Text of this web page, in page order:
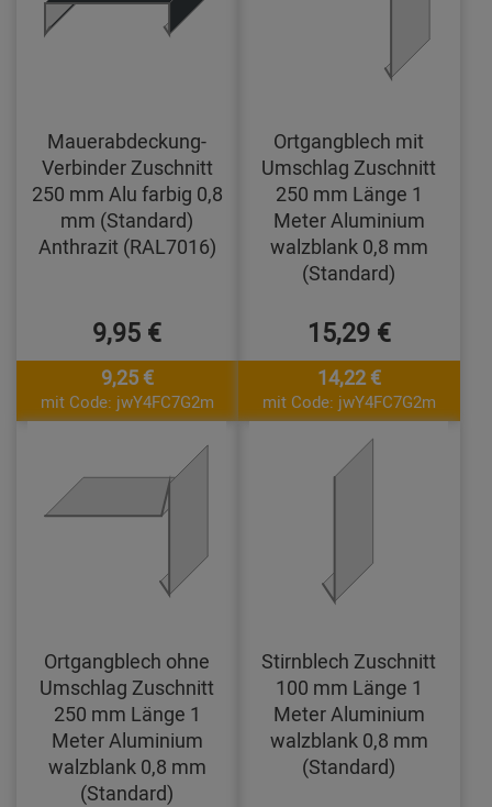
Mauerabdeckung-
Verbinder Zuschnitt
250 mm Alu farbig 0,8
mm (Standard)
Anthrazit (RAL7016)
9,95 €
9,25 €
mit Code: jwY4FC7G2m
Ortgangblech mit
Umschlag Zuschnitt
250 mm Länge 1
Meter Aluminium
walzblank 0,8 mm
(Standard)
15,29 €
14,22 €
mit Code: jwY4FC7G2m
Ortgangblech ohne
Umschlag Zuschnitt
250 mm Länge 1
Meter Aluminium
walzblank 0,8 mm
(Standard)
Stirnblech Zuschnitt
100 mm Länge 1
Meter Aluminium
walzblank 0,8 mm
(Standard)